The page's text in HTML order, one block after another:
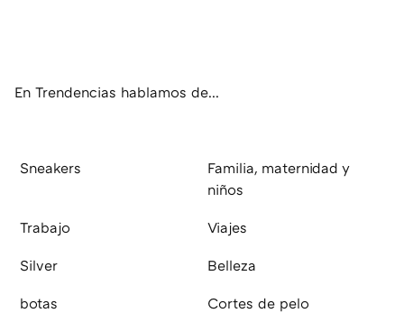
En Trendencias hablamos de...
Sneakers
Familia, maternidad y
niños
Trabajo Viajes
Silver Belleza
botas Cortes de pelo